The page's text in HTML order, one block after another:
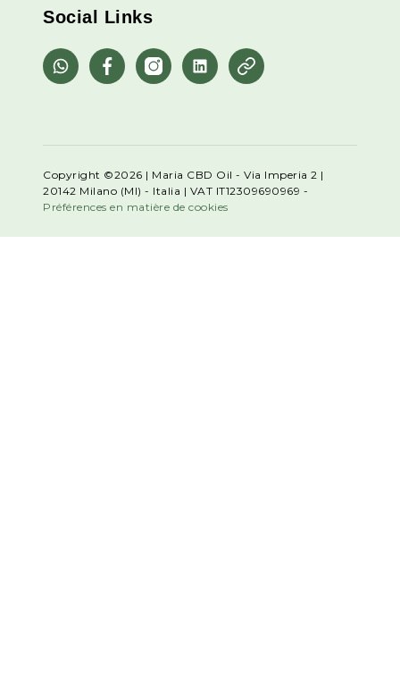
Social Links
Copyright ©2026 | Maria CBD Oil - Via Imperia 2 |
20142 Milano (MI) - Italia | VAT IT12309690969 -
Préférences en matière de cookies